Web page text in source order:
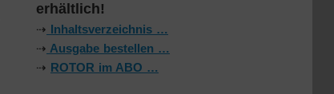
erhältlich!
⇢ Inhaltsverzeichnis …
⇢ Ausgabe bestellen …
⇢ ROTOR im ABO …